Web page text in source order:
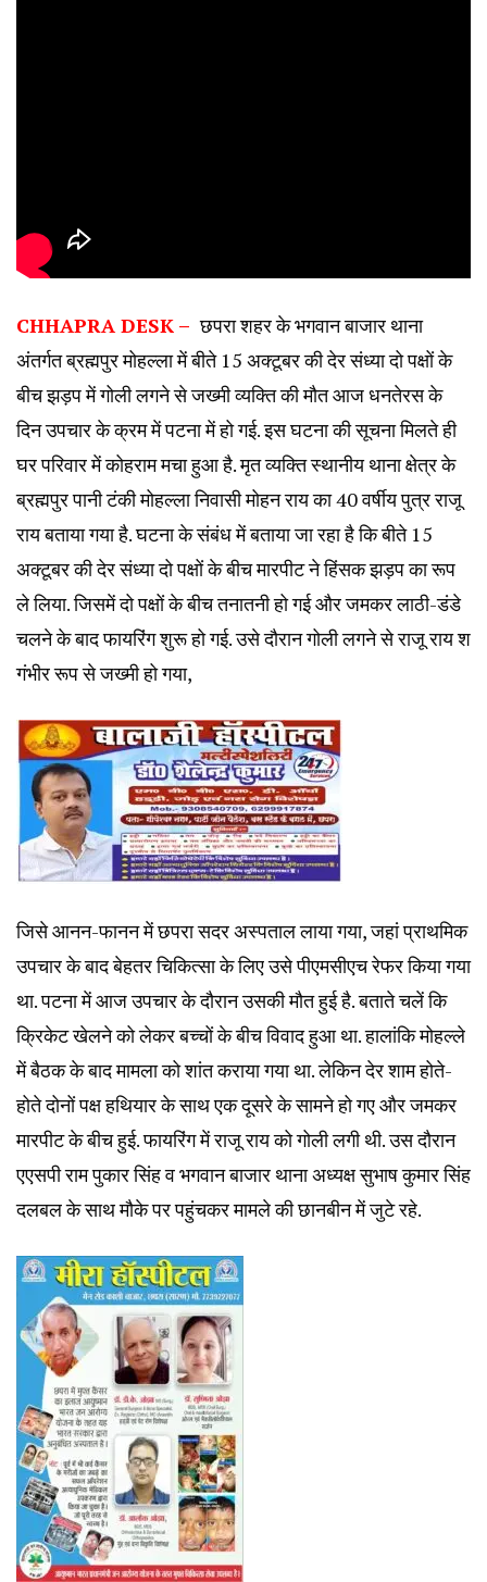
CHHAPRA DESK –छपरा शहर के भगवान बाजार थाना
अंतर्गत ब्रह्मपुर मोहल्ला में बीते 15 अक्टूबर की देर संध्या दो पक्षों के
बीच झड़प में गोली लगने से जख्मी व्यक्ति की मौत आज धनतेरस के
दिन उपचार के क्रम में पटना में हो गई. इस घटना की सूचना मिलते ही
घर परिवार में कोहराम मचा हुआ है. मृत व्यक्ति स्थानीय थाना क्षेत्र के
ब्रह्मपुर पानी टंकी मोहल्ला निवासी मोहन राय का 40 वर्षीय पुत्र राजू
राय बताया गया है. घटना के संबंध में बताया जा रहा है कि बीते 15
अक्टूबर की देर संध्या दो पक्षों के बीच मारपीट ने हिंसक झड़प का रूप
ले लिया. जिसमें दो पक्षों के बीच तनातनी हो गई और जमकर लाठी-डंडे
चलने के बाद फायरिंग शुरू हो गई. उसे दौरान गोली लगने से राजू राय श
गंभीर रूप से जख्मी हो गया,
जिसे आनन-फानन में छपरा सदर अस्पताल लाया गया, जहां प्राथमिक
उपचार के बाद बेहतर चिकित्सा के लिए उसे पीएमसीएच रेफर किया गया
था. पटना में आज उपचार के दौरान उसकी मौत हुई है. बताते चलें कि
क्रिकेट खेलने को लेकर बच्चों के बीच विवाद हुआ था. हालांकि मोहल्ले
में बैठक के बाद मामला को शांत कराया गया था. लेकिन देर शाम होते-
होते दोनों पक्ष हथियार के साथ एक दूसरे के सामने हो गए और जमकर
मारपीट के बीच हुई. फायरिंग में राजू राय को गोली लगी थी. उस दौरान
एएसपी राम पुकार सिंह व भगवान बाजार थाना अध्यक्ष सुभाष कुमार सिंह
दलबल के साथ मौके पर पहुंचकर मामले की छानबीन में जुटे रहे.